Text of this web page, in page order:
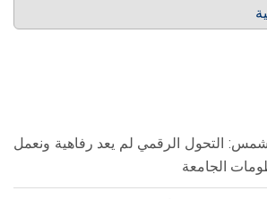
التحول الرقمي لم يعد رفاهية ونعمل
الجامعة